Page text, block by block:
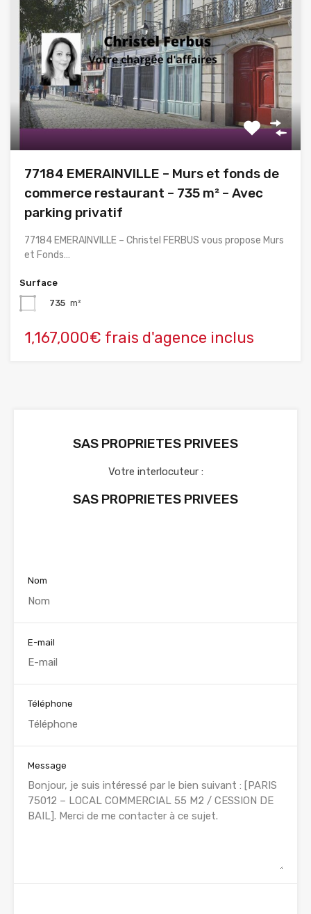
77184 EMERAINVILLE – Murs et fonds de
commerce restaurant – 735 m² – Avec
parking privatif
77184 EMERAINVILLE – Christel FERBUS vous propose Murs
et Fonds…
Surface
735 m²
1,167,000€ frais d'agence inclus
SAS PROPRIETES PRIVEES
Votre interlocuteur :
SAS PROPRIETES PRIVEES
Nom
E-mail
Téléphone
Message